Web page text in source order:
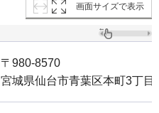
画面サイズで表示
〒980-8570
宮城県仙台市青葉区本町3丁目